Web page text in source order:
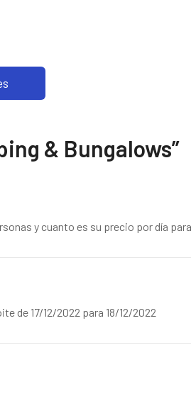
& Bungalows”
y cuanto es su precio por día
de 17/12/2022 para 18/12/2022